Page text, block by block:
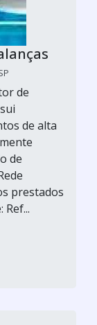
de
de alta
de
prestados